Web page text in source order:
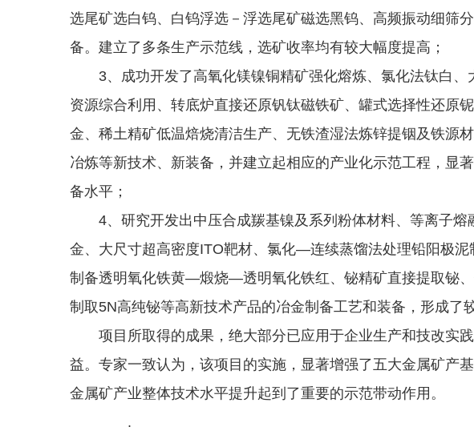
选尾矿选白钨、白钨浮选－浮选尾矿磁选黑钨、高频振动细筛
备。建立了多条生产示范线，选矿收率均有较大幅度提高；
3、成功开发了高氧化镁镍铜精矿强化熔炼、氯化法钛白、
资源综合利用、转底炉直接还原钒钛磁铁矿、罐式选择性还原
金、稀土精矿低温焙烧清洁生产、无铁渣湿法炼锌提铟及铁源
冶炼等新技术、新装备，并建立起相应的产业化示范工程，显
备水平；
4、研究开发出中压合成羰基镍及系列粉体材料、等离子熔
金、大尺寸超高密度ITO靶材、氯化—连续蒸馏法处理铅阳极
制备透明氧化铁黄—煅烧—透明氧化铁红、铋精矿直接提取铋
制取5N高纯铋等高新技术产品的冶金制备工艺和装备，形成了
项目所取得的成果，绝大部分已应用于企业生产和技改实践
益。专家一致认为，该项目的实施，显著增强了五大金属矿产
金属矿产业整体技术水平提升起到了重要的示范带动作用。
.